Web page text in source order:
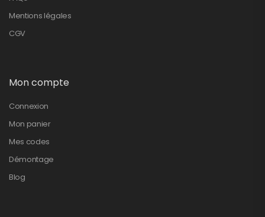
Mentions légales
CGV
Mon compte
Connexion
Mon panier
Mes codes
Démontage
Blog